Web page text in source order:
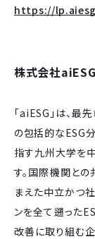
https://
株式会社
「aiESG」は、最
の包括的なESG
指す九州大学を
す。国際機関と
まえた中立かつ
ンを全て遡った
改善に取り組む